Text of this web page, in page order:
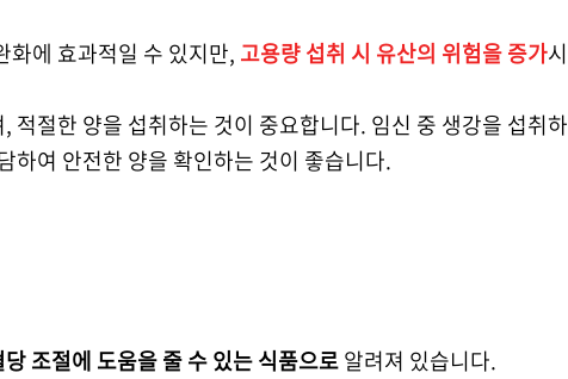
화에 효과적일 수 있지만, 고용량 섭취 시 유산의 위험을 증가시
적절한 양을 섭취하는 것이 중요합니다. 임신 중 생강을 섭취하
하여 안전한 양을 확인하는 것이 좋습니다.
조절에 도움을 줄 수 있는 식품으로알려져 있습니다.